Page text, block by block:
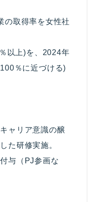
の取得率を女性社
以上)を、2024年
％に近づける)
ャリア意識の醸
た研修実施。
与（PJ参画な